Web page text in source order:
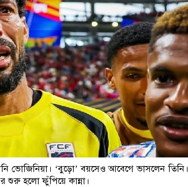
ভোজিনিয়া। ‘বুড়ো’ বয়সেও আবেগে ভাসলেন তিনি।
শুরু হলো ফুঁপিয়ে কান্না।